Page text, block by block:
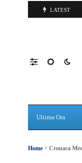
LATEST
Ultima Ora
Home > Cronaca